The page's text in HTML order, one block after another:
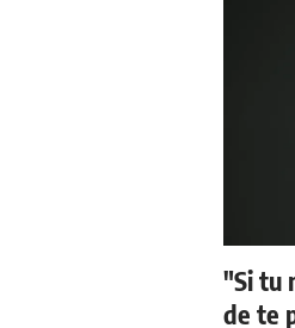
"Si tu
de te